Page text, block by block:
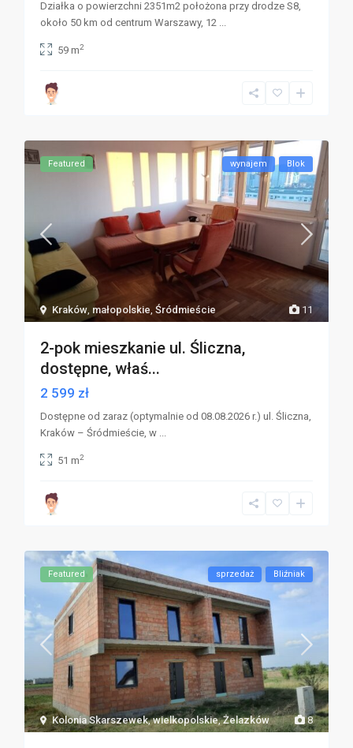
Działka o powierzchni 2351m2 położona przy drodze S8,
około 50 km od centrum Warszawy, 12 ...
59 m2
11
Kraków, małopolskie,Śródmieście
Featured wynajem Blok
2-pok mieszkanie ul. Śliczna,
dostępne, właś...
2 599 zł
Dostępne od zaraz (optymalnie od 08.08.2026 r.) ul. Śliczna,
Kraków – Śródmieście, w ...
51 m2
8
Kolonia Skarszewek,wielkopolskie,Żelazków
Featured sprzedaż Bliźniak